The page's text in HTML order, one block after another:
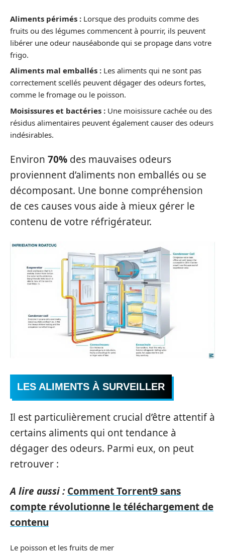
Aliments périmés : Lorsque des produits comme des
fruits ou des légumes commencent à pourrir, ils peuvent
libérer une odeur nauséabonde qui se propage dans votre
frigo.
Aliments mal emballés : Les aliments qui ne sont pas
correctement scellés peuvent dégager des odeurs fortes,
comme le fromage ou le poisson.
Moisissures et bactéries : Une moisissure cachée ou des
résidus alimentaires peuvent également causer des odeurs
indésirables.
Environ 70% des mauvaises odeurs
proviennent d’aliments non emballés ou se
décomposant. Une bonne compréhension
de ces causes vous aide à mieux gérer le
contenu de votre réfrigérateur.
LES ALIMENTS À SURVEILLER
Il est particulièrement crucial d’être attentif à
certains aliments qui ont tendance à
dégager des odeurs. Parmi eux, on peut
retrouver :
A lire aussi : Comment Torrent9 sans
compte révolutionne le téléchargement de
contenu
Le poisson et les fruits de mer